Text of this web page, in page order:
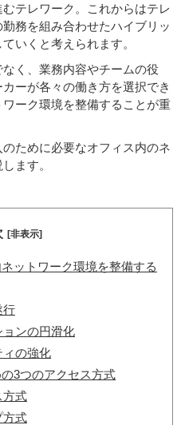
テレワーク。これからはテレ
務を組み合わせたハイブリッ
いくと考えられます。
く、業務内容やチームの役
ーが各々の働き方を選択でき
ーク環境を整備することが重
ために必要なオフィス内のネ
ます。
[非表示]
ットワーク環境を整備する
行
ンの円滑化
の強化
3つのアクセス方式
方式
方式